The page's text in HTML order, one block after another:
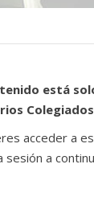
está
Colegiados
acceder a
sesión a